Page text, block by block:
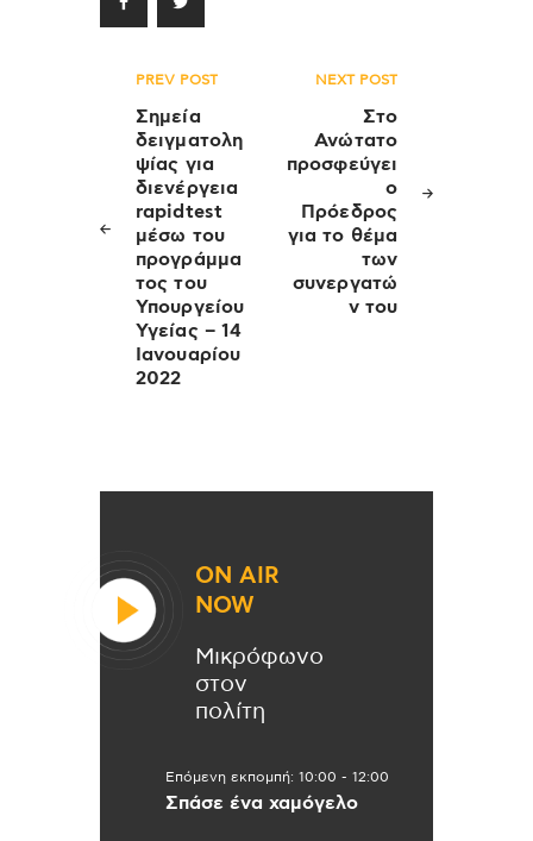
Πλοήγηση
άρθρων
PREV POST
Σημεία
δειγματολη
ψίας για
διενέργεια
rapidtest
μέσω του
προγράμμα
τος του
Υπουργείου
Υγείας – 14
Ιανουαρίου
2022
NEXT POST
Στο
Ανώτατο
προσφεύγει
ο
Πρόεδρος
για το θέμα
των
συνεργατώ
ν του
ON AIR
NOW
Μικρόφωνο
στον
πολίτη
Επόμενη εκπομπή: 10:00 - 12:00
Σπάσε ένα χαμόγελο